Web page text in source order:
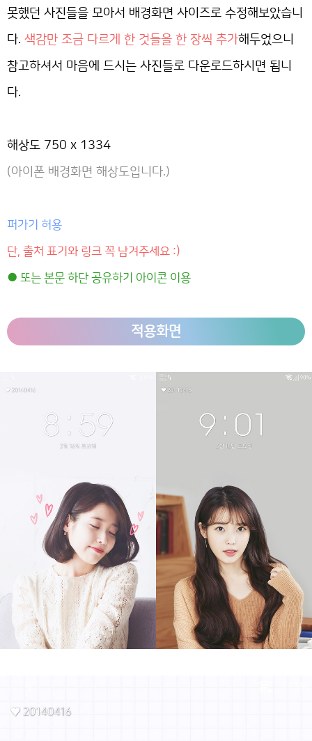
못했던 사진들을 모아서 배경화면 사이즈로 수정해보았습니
다. 색감만 조금 다르게 한 것들을 한 장씩 추가해두었으니
참고하셔서 마음에 드시는 사진들로 다운로드하시면 됩니
다.
해상도 750 x 1334
(아이폰 배경화면 해상도입니다.)
퍼가기 허용
단, 출처 표기와 링크 꼭 남겨주세요 :)
● 또는 본문 하단 공유하기 아이콘 이용
적용화면